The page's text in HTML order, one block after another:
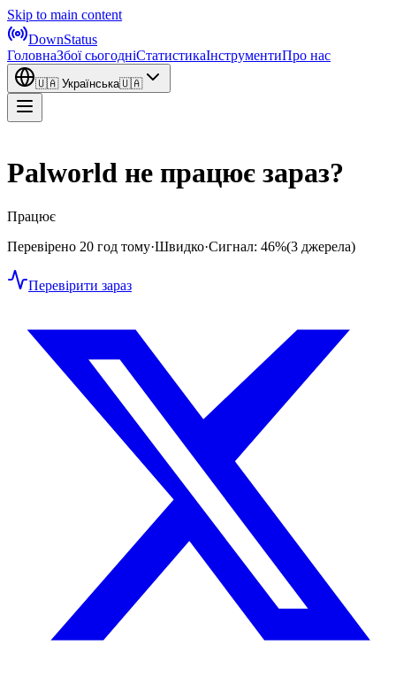
Skip to main content
DownStatus
ГоловнаЗбої сьогодніСтатистикаІнструментиПро нас
🇺🇦 Українська🇺🇦
Palworld не працює зараз?
Працює
Перевірено 20 год тому·Швидко·Сигнал: 46%(3 джерела)
Перевірити зараз